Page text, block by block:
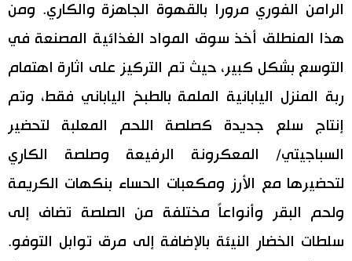
الرامن الفوري مرورا بالقهوة الجاهزة والكاري. ومن
هذا المنطلق أخذ سوق المواد الغذائية المصنعة في
التوسع بشكل كبير، حيث تم التركيز على اثارة اهتمام
ربة المنزل اليابانية الملمة بالطبخ الياباني فقط، وتم
إنتاج سلع جديدة كصلصة اللحم المعلبة لتحضير
السباجيتي/ المعكرونة الرفيعة وصلصة الكاري
لتحضيرها مع الأرز ومكعبات الحساء بنكهات الكريمة
ولحم البقر وأنواعاً مختلفة من الصلصة تضاف إلى
سلطات الخضار النيئة بالإضافة إلى مرق توابل التوفو.